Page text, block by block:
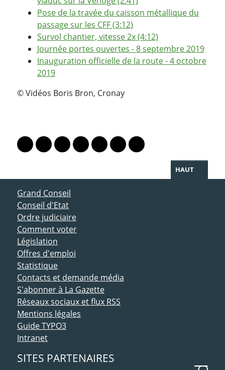
Pose de la travée du caisson métallique du
passage sur les CFF (3:12)
Survol chantier, vitesse 2x (4:12)
Journée portes ouvertes - 8 septembre 2019
Inauguration officielle de la route - 4 octobre
2019
© Vidéos Boris Bron, Cronay
Lien vers le profil Mastodon
Lien vers le profil Bluesky
Lien vers le profil Instagram
Lien vers le profil Linkedin
Lien vers le profil Facebook
Lien vers le profil Twitter
Partager par WhatsApp
HAUT
ACCÈS DIRECT
Grand Conseil
Conseil d'Etat
Ordre judiciaire
Comment voter
Législation
Offres d'emploi
Statistique
Contacts et demande média
S'abonner à La Gazette
Réseaux sociaux et flux RSS
Mentions légales
Guide TYPO3
Intranet
SITES PARTENAIRES